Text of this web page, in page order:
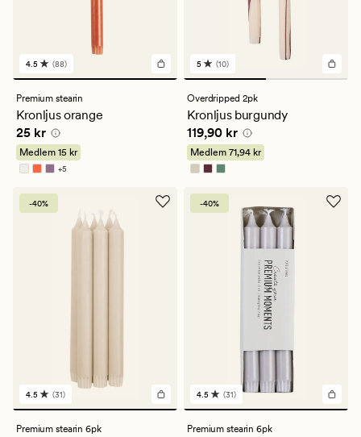
88
omdömen
med
genomsnittligt
betyg
på
4.5
4.5 (88)
Premium stearin
Kronljus orange
Pris 25 kr
25 kr
Medlem 15 kr
+5
Finns i fler färger
10
omdömen
med
genomsnittligt
betyg
på
5
5 (10)
Overdripped 2pk
Kronljus burgundy
Pris 119,90 kr
119,90 kr
Medlem 71,94 kr
-40%
31
omdömen
med
4.5 (31)
Premium stearin 6pk
-40%
31
omdömen
med
4.5 (31)
Premium stearin 6pk